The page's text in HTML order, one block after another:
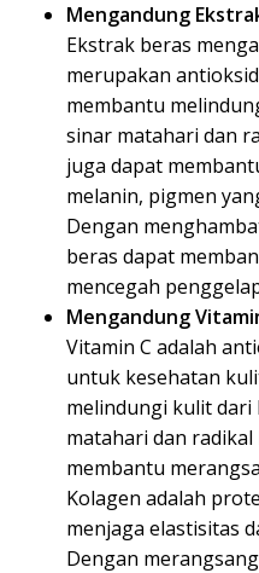
Mengandung
Ekstrak beras
merupakan
membantu
sinar matahari dan
juga dapat
melanin, pigmen
Dengan
beras dapat
mencegah
Mengandung
Vitamin C adalah
untuk kesehatan
melindungi kulit
matahari dan
membantu
Kolagen adalah
menjaga elastisitas
Dengan